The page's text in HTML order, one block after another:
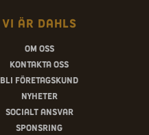
Vi är Dahls
Om oss
Kontakta oss
Bli företagskund
Nyheter
Socialt ansvar
Sponsring